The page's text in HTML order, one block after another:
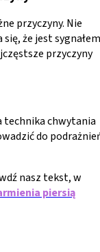
przyczyny. Nie
że jest sygnałem
przyczyny
technika chwytania
do
nasz tekst, w
piersią